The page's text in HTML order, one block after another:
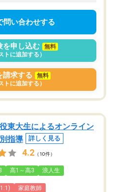
問い合わせする
を申し込む
無料
トに追加する）
請求する
無料
トに追加する）
東大生によるオンライン
指導
詳しく見る
4.2 （10件）
高1～高3 浪人生
家庭教師